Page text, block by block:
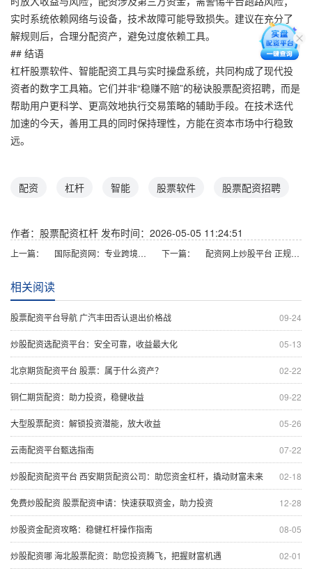
实时系统依赖网络与设备，技术故障可能导致损失。建议在充分了
解规则后，合理分配资产，避免过度依赖工具。
## 结语
杠杆股票软件、智能配资工具与实时操盘系统，共同构成了现代投
资者的数字工具箱。它们并非“稳赚不赔”的秘诀股票配资招聘，而是
帮助用户更科学、更高效地执行交易策略的辅助手段。在技术迭代
加速的今天，善用工具的同时保持理性，方能在资本市场中行稳致
远。
配资 杠杆 智能 股票软件 股票配资招聘
作者：股票配资杠杆 发布时间：2026-05-05 11:24:51
上一篇： 国际配资网：专业跨境股票融资平台与投资服务 下一篇： 配资网上炒股平台 正规安全选择指南
相关阅读
09-24
股票配资平台导航 广汽丰田否认退出价格战
05-13
炒股配资选配资平台：安全可靠，收益最大化
02-22
北京期货配资平台 股票：属于什么资产？
09-22
铜仁期货配资：助力投资，稳健收益
05-26
大型股票配资：解锁投资潜能，放大收益
07-22
云南配资平台甄选指南
02-18
炒股配资配资平台 西安期货配资公司：助您资金杠杆，撬动财富未来
12-28
免费炒股配资 股票配资申请：快速获取资金，助力投资
08-05
炒股资金配资攻略：稳健杠杆操作指南
02-01
炒股配资哪 海北股票配资：助您投资腾飞，把握财富机遇